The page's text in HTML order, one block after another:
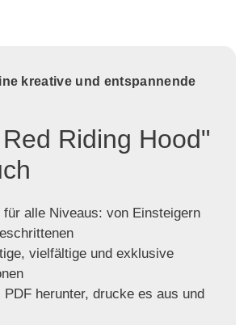
kreative und entspannende
Riding Hood"
für alle Niveaus: von Einsteigern
vielfältige und exklusive
PDF herunter, drucke es aus und